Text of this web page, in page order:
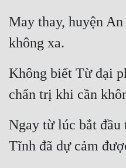
Võng Du
Xuyên Không
Điền Văn
May thay, huyện
không xa.
Không biết Từ đại
chẩn trị khi cần
Ngay từ lúc bắt
Tĩnh đã dự cảm